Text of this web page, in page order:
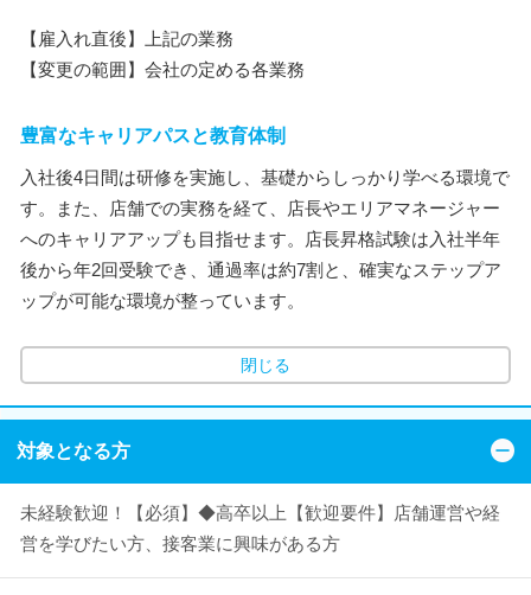
【雇入れ直後】上記の業務
【変更の範囲】会社の定める各業務
豊富なキャリアパスと教育体制
入社後4日間は研修を実施し、基礎からしっかり学べる環境で
す。また、店舗での実務を経て、店長やエリアマネージャー
へのキャリアアップも目指せます。店長昇格試験は入社半年
後から年2回受験でき、通過率は約7割と、確実なステップア
ップが可能な環境が整っています。
閉じる
対象となる方
未経験歓迎！【必須】◆高卒以上【歓迎要件】店舗運営や経
営を学びたい方、接客業に興味がある方